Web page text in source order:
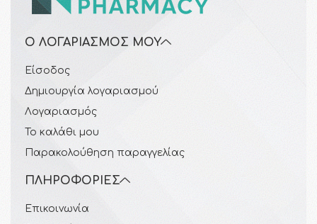
Ο ΛΟΓΑΡΙΑΣΜΌΣ ΜΟΥ
Είσοδος
Δημιουργία λογαριασμού
Λογαριασμός
Το καλάθι μου
Παρακολούθηση παραγγελίας
ΠΛΗΡΟΦΟΡΊΕΣ
Επικοινωνία